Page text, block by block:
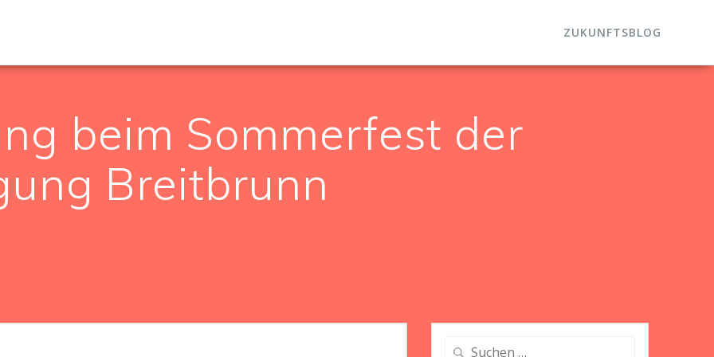
ZUKUNFTSBLOG
beim Sommerfest der
Breitbrunn
Suche